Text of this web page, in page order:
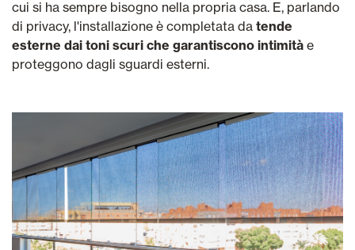
cui si ha sempre bisogno nella propria casa. E, parlando
di privacy, l'installazione è completata da tende
esterne dai toni scuri che garantiscono intimità e
proteggono dagli sguardi esterni.